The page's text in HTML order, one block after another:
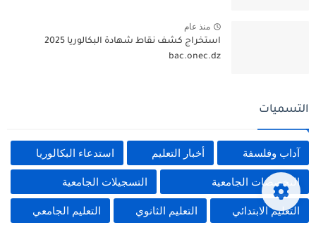
منذ عام
استخراج كشف نقاط شهادة البكالوريا 2025
bac.onec.dz
التسميات
آداب وفلسفة أخبار التعليم استدعاء البكالوريا
التخصصات الجامعية التسجيلات الجامعية
التعليم الابتدائي التعليم الثانوي التعليم الجامعي